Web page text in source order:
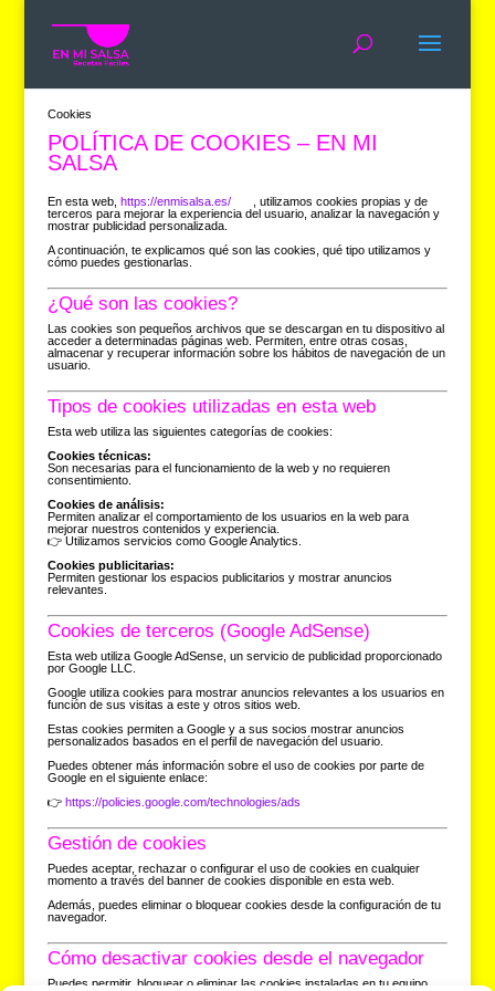
Cookies
POLÍTICA DE COOKIES – EN MI
SALSA
En esta web, https://enmisalsa.es/
, utilizamos cookies propias y de
terceros para mejorar la experiencia del usuario, analizar la navegación y
mostrar publicidad personalizada.
A continuación, te explicamos qué son las cookies, qué tipo utilizamos y
cómo puedes gestionarlas.
¿Qué son las cookies?
Las cookies son pequeños archivos que se descargan en tu dispositivo al
acceder a determinadas páginas web. Permiten, entre otras cosas,
almacenar y recuperar información sobre los hábitos de navegación de un
usuario.
Tipos de cookies utilizadas en esta web
Esta web utiliza las siguientes categorías de cookies:
Cookies técnicas:
Son necesarias para el funcionamiento de la web y no requieren
consentimiento.
Cookies de análisis:
Permiten analizar el comportamiento de los usuarios en la web para
mejorar nuestros contenidos y experiencia.
👉 Utilizamos servicios como Google Analytics.
Cookies publicitarias:
Permiten gestionar los espacios publicitarios y mostrar anuncios
relevantes.
Cookies de terceros (Google AdSense)
Esta web utiliza Google AdSense, un servicio de publicidad proporcionado
por Google LLC.
Google utiliza cookies para mostrar anuncios relevantes a los usuarios en
función de sus visitas a este y otros sitios web.
Estas cookies permiten a Google y a sus socios mostrar anuncios
personalizados basados en el perfil de navegación del usuario.
Puedes obtener más información sobre el uso de cookies por parte de
Google en el siguiente enlace:
👉 https://policies.google.com/technologies/ads
Gestión de cookies
Puedes aceptar, rechazar o configurar el uso de cookies en cualquier
momento a través del banner de cookies disponible en esta web.
Además, puedes eliminar o bloquear cookies desde la configuración de tu
navegador.
Cómo desactivar cookies desde el navegador
Puedes permitir, bloquear o eliminar las cookies instaladas en tu equipo